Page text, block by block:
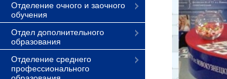
Отделение очного и заочного
обучения
Отдел дополнительного
образования
Отделение среднего
профессионального